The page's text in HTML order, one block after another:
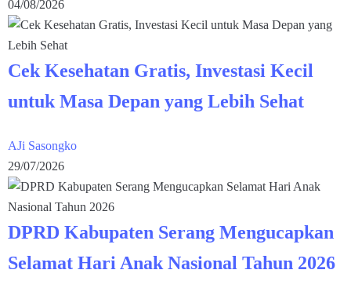
04/08/2026
Cek Kesehatan Gratis, Investasi Kecil
untuk Masa Depan yang Lebih Sehat
AJi Sasongko
29/07/2026
DPRD Kabupaten Serang Mengucapkan
Selamat Hari Anak Nasional Tahun 2026